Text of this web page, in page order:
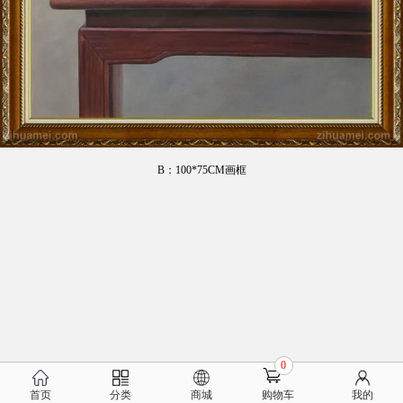
B：100*75CM画框
首页 分类 商城
0
购物车 我的